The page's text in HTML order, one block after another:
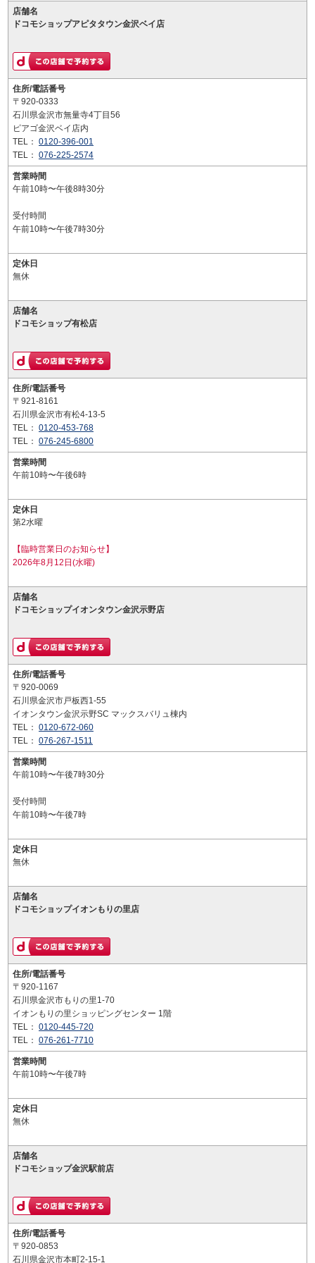
店舗名
ドコモショップアピタタウン金沢ベイ店
住所/電話番号
〒920-0333
石川県金沢市無量寺4丁目56
ピアゴ金沢ベイ店内
TEL： 0120-396-001
TEL： 076-225-2574
営業時間
午前10時〜午後8時30分
受付時間
午前10時〜午後7時30分
定休日
無休
店舗名
ドコモショップ有松店
住所/電話番号
〒921-8161
石川県金沢市有松4-13-5
TEL： 0120-453-768
TEL： 076-245-6800
営業時間
午前10時〜午後6時
定休日
第2水曜
【臨時営業日のお知らせ】
2026年8月12日(水曜)
店舗名
ドコモショップイオンタウン金沢示野店
住所/電話番号
〒920-0069
石川県金沢市戸板西1-55
イオンタウン金沢示野SC マックスバリュ棟内
TEL： 0120-672-060
TEL： 076-267-1511
営業時間
午前10時〜午後7時30分
受付時間
午前10時〜午後7時
定休日
無休
店舗名
ドコモショップイオンもりの里店
住所/電話番号
〒920-1167
石川県金沢市もりの里1-70
イオンもりの里ショッピングセンター 1階
TEL： 0120-445-720
TEL： 076-261-7710
営業時間
午前10時〜午後7時
定休日
無休
店舗名
ドコモショップ金沢駅前店
住所/電話番号
〒920-0853
石川県金沢市本町2-15-1